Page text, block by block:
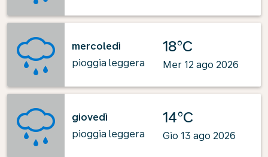
mercoledì
pioggia leggera
18°C
Mer 12 ago 2026
giovedì
pioggia leggera
14°C
Gio 13 ago 2026